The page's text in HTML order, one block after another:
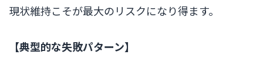
現状維持こそが最大のリスクになり得ます。
【典型的な失敗パターン】